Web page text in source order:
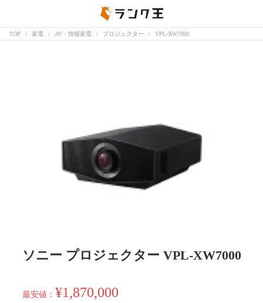
TOP 家電 AV・情報家電 プロジェクター VPL-XW7000
ソニー プロジェクター VPL-XW7000
最安値： ¥1,870,000